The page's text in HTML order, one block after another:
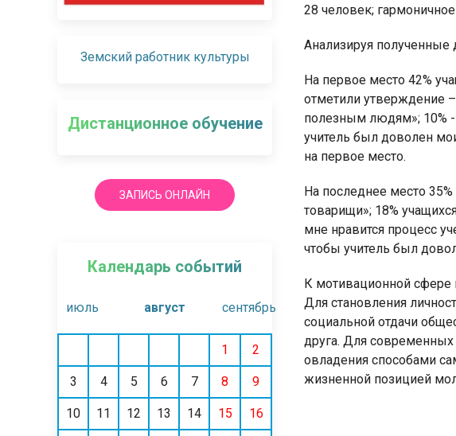
Земский работник культуры
Дистанционное обучение
ЗАПИСЬ ОНЛАЙН
Календарь событий
июль август сентябрь
1 2
3 4 5 6 7 8 9
10 11 12 13 14 15 16
28 человек;
Анализируя полученные
На первое место 42%
отметили утверждение –
полезным людям»; 10% -
учитель был доволен
на первое место.
На последнее место
товарищи»; 18%
мне нравится процесс
чтобы учитель был
К мотивационной сфере
Для становления
социальной отдачи
друга. Для современных
овладения способами
жизненной позицией